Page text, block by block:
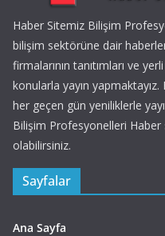
Haber Sitemiz Bilişim
bilişim sektörüne dair
firmalarının tanıtımları ve
konularla yayın
her geçen gün yeniliklerle
Bilişim Profesyonelleri Haber
olabilirsiniz.
Sayfalar
Ana Sayfa